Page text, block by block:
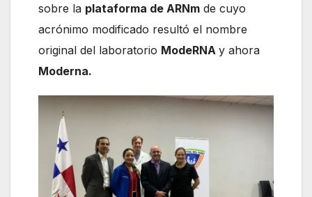
sobre la plataforma de ARNm de cuyo
acrónimo modificado resultó el nombre
original del laboratorio ModeRNA y ahora
Moderna.